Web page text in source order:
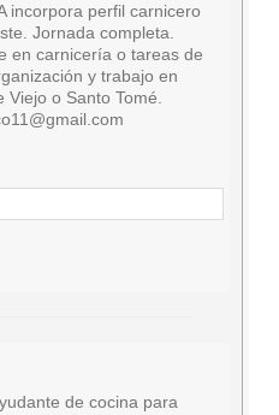
incorpora perfil carnicero
Jornada completa.
en carnicería o tareas de
y trabajo en
o Santo Tomé.
de cocina para